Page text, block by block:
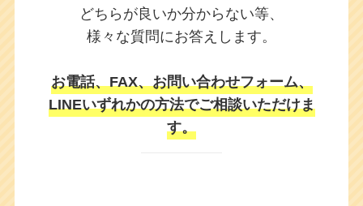
どちらが良いか分からない等、
様々な質問にお答えします。
お電話、FAX、お問い合わせフォーム、
LINEいずれかの方法でご相談いただけま
す。